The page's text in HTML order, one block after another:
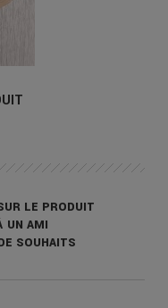
LE PRODUIT
UN AMI
SOUHAITS